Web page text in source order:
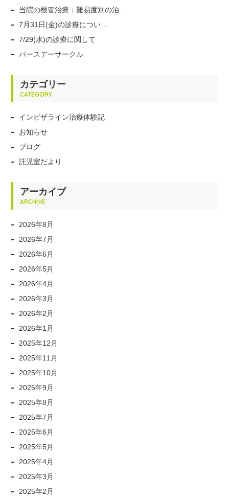
当院の根管治療：難易度別の治…
7月31日(金)の診療につい…
7/29(水)の診療に関して
バースデーサークル
カテゴリー
CATEGORY
インビザライン治療体験記
お知らせ
ブログ
託児室だより
アーカイブ
ARCHIVE
2026年8月
2026年7月
2026年6月
2026年5月
2026年4月
2026年3月
2026年2月
2026年1月
2025年12月
2025年11月
2025年10月
2025年9月
2025年8月
2025年7月
2025年6月
2025年5月
2025年4月
2025年3月
2025年2月